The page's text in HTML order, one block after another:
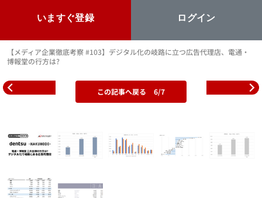
いますぐ登録 ログイン
【メディア企業徹底考察 #103】デジタル化の岐路に立つ広告代理店、電通・
博報堂の行方は?
この記事へ戻る 6/7